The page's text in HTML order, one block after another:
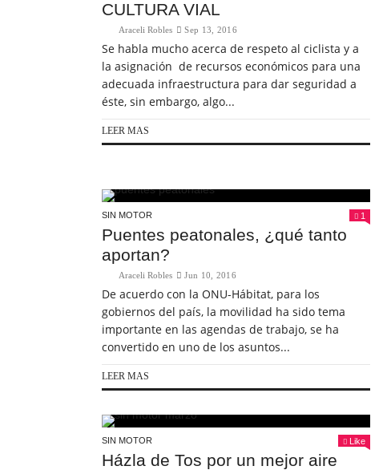
CULTURA VIAL
Araceli Robles Sep 13, 2016
Se habla mucho acerca de respeto al ciclista y a
la asignación de recursos económicos para una
adecuada infraestructura para dar seguridad a
éste, sin embargo, algo...
LEER MAS
SIN MOTOR 1
Puentes peatonales, ¿qué tanto
aportan?
Araceli Robles Jun 10, 2016
De acuerdo con la ONU-Hábitat, para los
gobiernos del país, la movilidad ha sido tema
importante en las agendas de trabajo, se ha
convertido en uno de los asuntos...
LEER MAS
SIN MOTOR Like
Házla de Tos por un mejor aire